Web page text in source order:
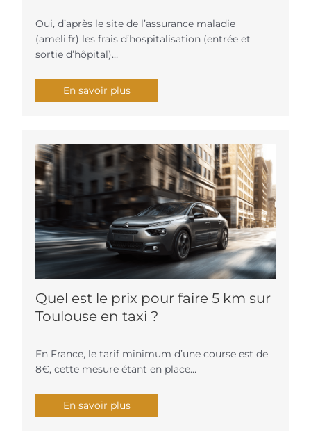
Oui, d’après le site de l’assurance maladie
(ameli.fr) les frais d’hospitalisation (entrée et
sortie d’hôpital)…
En savoir plus
Quel est le prix pour faire 5 km sur
Toulouse en taxi ?
En France, le tarif minimum d’une course est de
8€, cette mesure étant en place…
En savoir plus